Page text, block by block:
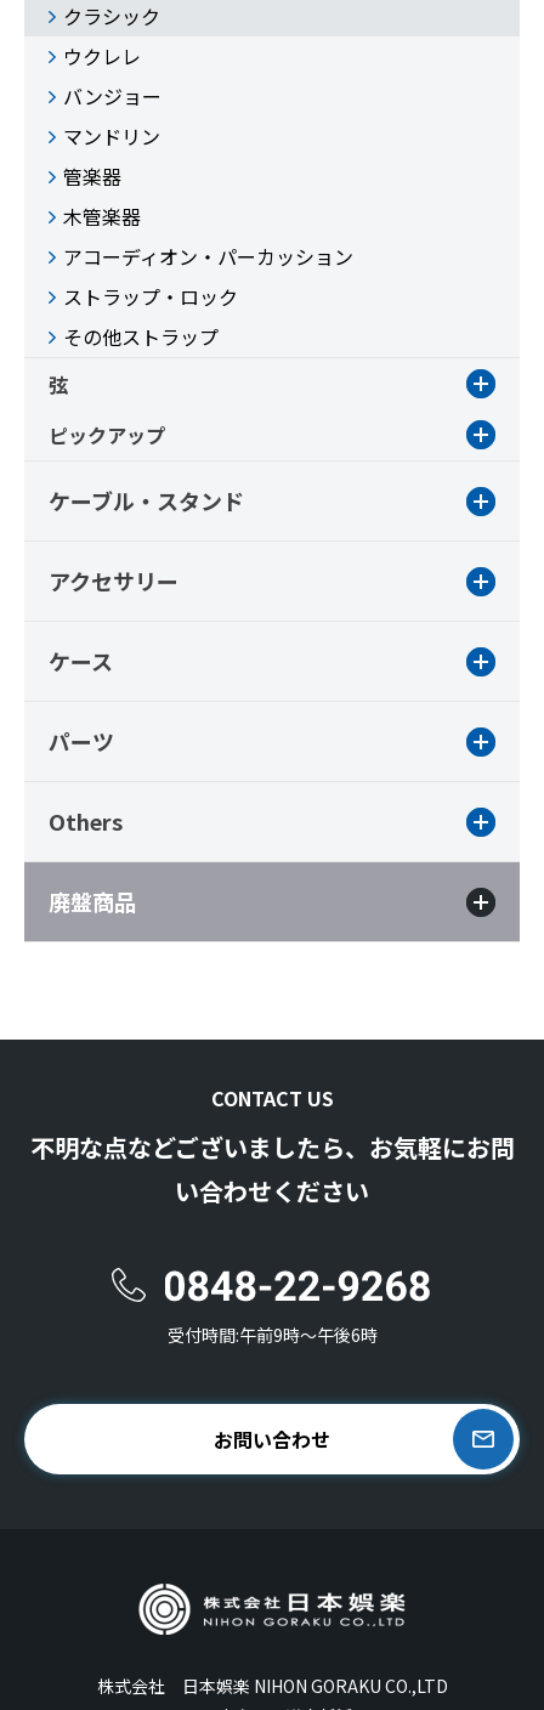
クラシック
ウクレレ
バンジョー
マンドリン
管楽器
木管楽器
アコーディオン・パーカッション
ストラップ・ロック
その他ストラップ
弦
ピックアップ
ケーブル・スタンド
アクセサリー
ケース
パーツ
Others
廃盤商品
CONTACT US
不明な点などございましたら、お気軽にお問
い合わせください
受付時間:午前9時〜午後6時
お問い合わせ
株式会社 日本娯楽 NIHON GORAKU CO.,LTD